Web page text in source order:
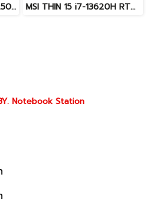
Asus Vivobook 16X i5-12500H RTX4050(8GB) Ram32 ssd512 จอ16นิ้ว WUXGA 120Hz สเปคสูงมีการ์ดจอแยกหน้าจอใหญ่ ขายเพียง 27,900.- MSI THIN 15 i7-13620H RTX-3050(4GB) Ram24 SSD512GB จอ15.6 FHD 144Hz เกมมิ่งสเปคสูง ดีไซน์สวยดูทันสมัย น้ำหนักเบาไม่ถึง2kg พร้อมประกันศูนย์2027 ราคาสุดคุ้มเพียง 23,900.-
Notebook Station